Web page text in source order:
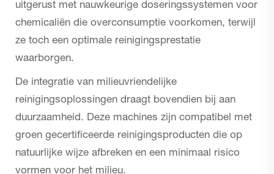
uitgerust met nauwkeurige doseringssystemen voor
chemicaliën die overconsumptie voorkomen, terwijl
ze toch een optimale reinigingsprestatie
waarborgen.
De integratie van milieuvriendelijke
reinigingsoplossingen draagt bovendien bij aan
duurzaamheid. Deze machines zijn compatibel met
groen gecertificeerde reinigingsproducten die op
natuurlijke wijze afbreken en een minimaal risico
vormen voor het milieu.